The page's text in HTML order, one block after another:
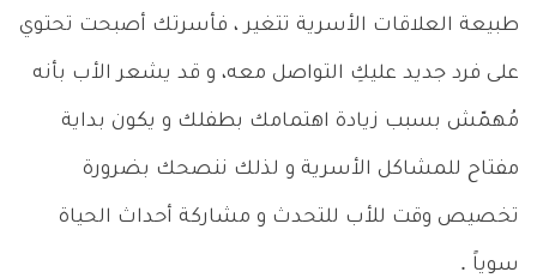
طبيعة العلاقات الأسرية تتغير ، فأسرتك أصبحت تحتوي
على فرد جديد عليكِ التواصل معه، و قد يشعر الأب بأنه
مُهمّش بسبب زيادة اهتمامك بطفلك و يكون بداية
مفتاح للمشاكل الأسرية و لذلك ننصحك بضرورة
تخصيص وقت للأب للتحدث و مشاركة أحداث الحياة
سوياً .